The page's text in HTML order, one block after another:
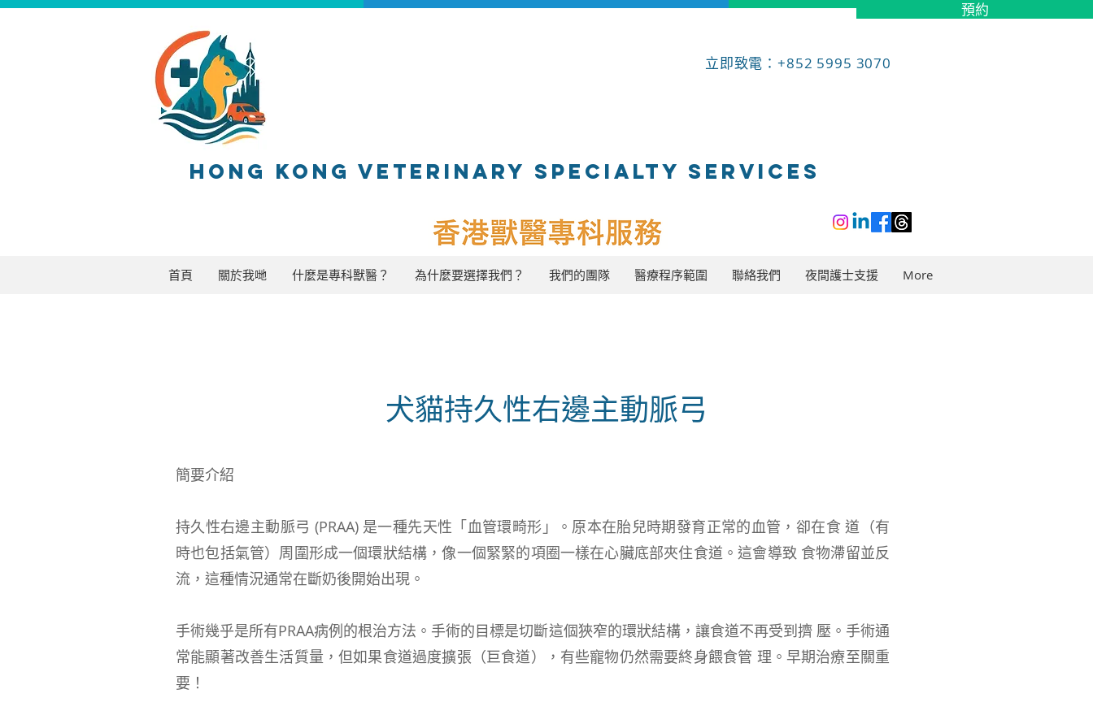
預約
立即致電：+852 5995 3070
HONG KONG VETERINARY SPECIALTY SERVICES
首頁 關於我哋 什麼是專科獸醫？ 為什麼要選擇我們？ 我們的團隊 醫療程序範圍 聯絡我們 夜間護士支援 More
犬貓持久性右邊主動脈弓
簡要介紹
持久性右邊主動脈弓 (PRAA) 是一種先天性「血管環畸形」。原本在胎兒時期發育正常的血管，卻在食 道（有
時也包括氣管）周圍形成一個環狀結構，像一個緊緊的項圈一樣在心臟底部夾住食道。這會導致 食物滯留並反
流，這種情況通常在斷奶後開始出現。
手術幾乎是所有PRAA病例的根治方法。手術的目標是切斷這個狹窄的環狀結構，讓食道不再受到擠 壓。手術通
常能顯著改善生活質量，但如果食道過度擴張（巨食道），有些寵物仍然需要終身餵食管 理。早期治療至關重
要！